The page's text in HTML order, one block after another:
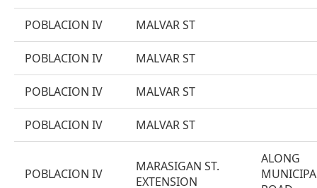
POBLACION IV MALVAR ST
POBLACION IV MALVAR ST
POBLACION IV MALVAR ST
POBLACION IV MALVAR ST
POBLACION IV
MARASIGAN ST.
EXTENSION
ALONG